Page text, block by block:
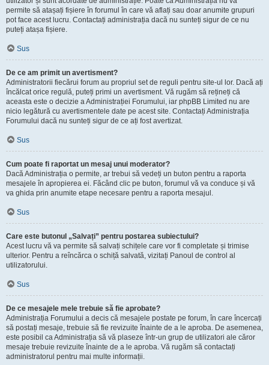
permite să atașați fișiere în forumul în care vă aflați sau doar anumite grupuri
pot face acest lucru. Contactați administrația dacă nu sunteți sigur de ce nu
puteți atașa fișiere.
Sus
De ce am primit un avertisment?
Administratorii fiecărui forum au propriul set de reguli pentru site-ul lor. Dacă ați
încălcat orice regulă, puteți primi un avertisment. Vă rugăm să rețineți că
aceasta este o decizie a Administrației Forumului, iar phpBB Limited nu are
nicio legătură cu avertismentele date pe acest site. Contactați Administrația
Forumului dacă nu sunteți sigur de ce ați fost avertizat.
Sus
Cum poate fi raportat un mesaj unui moderator?
Dacă Administrația o permite, ar trebui să vedeți un buton pentru a raporta
mesajele în apropierea ei. Făcând clic pe buton, forumul vă va conduce și vă
va ghida prin anumite etape necesare pentru a raporta mesajul.
Sus
Care este butonul „Salvați” pentru postarea subiectului?
Acest lucru vă va permite să salvați schițele care vor fi completate și trimise
ulterior. Pentru a reîncărca o schiță salvată, vizitați Panoul de control al
utilizatorului.
Sus
De ce mesajele mele trebuie să fie aprobate?
Administrația Forumului a decis că mesajele postate pe forum, în care încercați
să postați mesaje, trebuie să fie revizuite înainte de a le aproba. De asemenea,
este posibil ca Administrația să vă plaseze într-un grup de utilizatori ale căror
mesaje trebuie revizuite înainte de a le aproba. Vă rugăm să contactați
administratorul pentru mai multe informații.